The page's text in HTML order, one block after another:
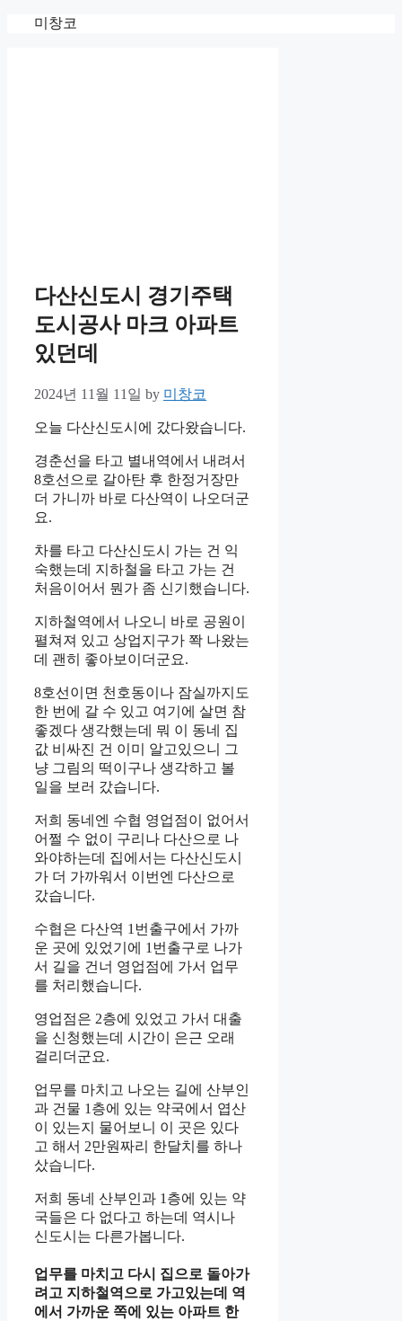
미창코
다산신도시 경기주택
도시공사 마크 아파트
있던데
2024년 11월 11일 by 미창코
오늘 다산신도시에 갔다왔습니다.
경춘선을 타고 별내역에서 내려서
8호선으로 갈아탄 후 한정거장만
더 가니까 바로 다산역이 나오더군
요.
차를 타고 다산신도시 가는 건 익
숙했는데 지하철을 타고 가는 건
처음이어서 뭔가 좀 신기했습니다.
지하철역에서 나오니 바로 공원이
펼쳐져 있고 상업지구가 쫙 나왔는
데 괜히 좋아보이더군요.
8호선이면 천호동이나 잠실까지도
한 번에 갈 수 있고 여기에 살면 참
좋겠다 생각했는데 뭐 이 동네 집
값 비싸진 건 이미 알고있으니 그
냥 그림의 떡이구나 생각하고 볼
일을 보러 갔습니다.
저희 동네엔 수협 영업점이 없어서
어쩔 수 없이 구리나 다산으로 나
와야하는데 집에서는 다산신도시
가 더 가까워서 이번엔 다산으로
갔습니다.
수협은 다산역 1번출구에서 가까
운 곳에 있었기에 1번출구로 나가
서 길을 건너 영업점에 가서 업무
를 처리했습니다.
영업점은 2층에 있었고 가서 대출
을 신청했는데 시간이 은근 오래
걸리더군요.
업무를 마치고 나오는 길에 산부인
과 건물 1층에 있는 약국에서 엽산
이 있는지 물어보니 이 곳은 있다
고 해서 2만원짜리 한달치를 하나
샀습니다.
저희 동네 산부인과 1층에 있는 약
국들은 다 없다고 하는데 역시나
신도시는 다른가봅니다.
업무를 마치고 다시 집으로 돌아가
려고 지하철역으로 가고있는데 역
에서 가까운 쪽에 있는 아파트 한